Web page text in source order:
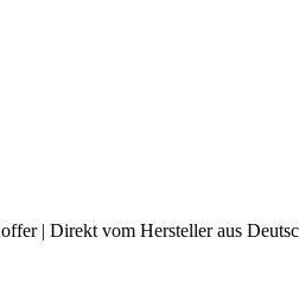
| Direkt vom Hersteller aus